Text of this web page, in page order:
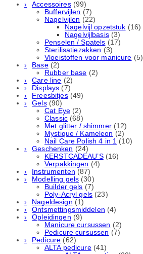
Accessoires (99)
Buffervijlen (7)
Nagelvijlen (22)
Nagelvijl opzetstuk (16)
Nagelvijlbasis (3)
Penselen / Spatels (17)
Sterilisatiezakken (3)
Vloeistoffen voor manicure (5)
Base (2)
Rubber basе (2)
Care line (2)
Displays (7)
Freesbitjes (49)
Gels (90)
Cat Eye (2)
Classic (68)
Met glitter / shimmer (12)
Mystique / Kameleon (2)
Nail Care Polish 4 in 1 (10)
Geschenken (24)
KERSTCADEAU’S (16)
Verpakkingen (4)
Instrumenten (87)
Modelling gels (30)
Builder gels (7)
Poly-Acryl gels (23)
Nageldesign (1)
Ontsmettingsmiddelen (4)
Opleidingen (9)
Manicure cursussen (2)
Pedicure cursussen (7)
Pedicure (62)
ALTA pedicure (41)